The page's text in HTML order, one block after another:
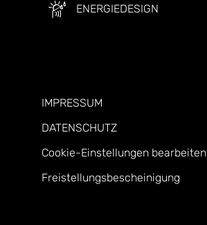
ENERGIEDESIGN
IMPRESSUM
DATENSCHUTZ
Cookie-Einstellungen bearbeiten
Freistellungsbescheinigung